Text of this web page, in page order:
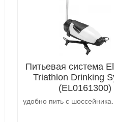
Питьевая система
Triathlon Drinking
(EL0161300)
удобно пить с шоссейника..